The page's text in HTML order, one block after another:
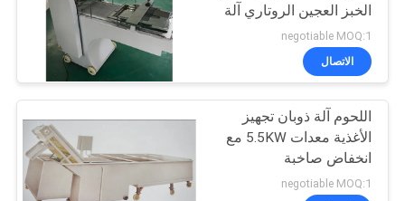
خريطة
الموقع
PRIVACY
POLICY
التجاري الكهربائية
الباخرة
32
الخبز العجين الروتاري آلة
تشكيل النفخ
negotiable MOQ:1
الاتصال
اللحوم آلة ذوبان تجهيز
الأغذية معدات 5.5KW مع
انخفاض صاخبة
negotiable MOQ:1